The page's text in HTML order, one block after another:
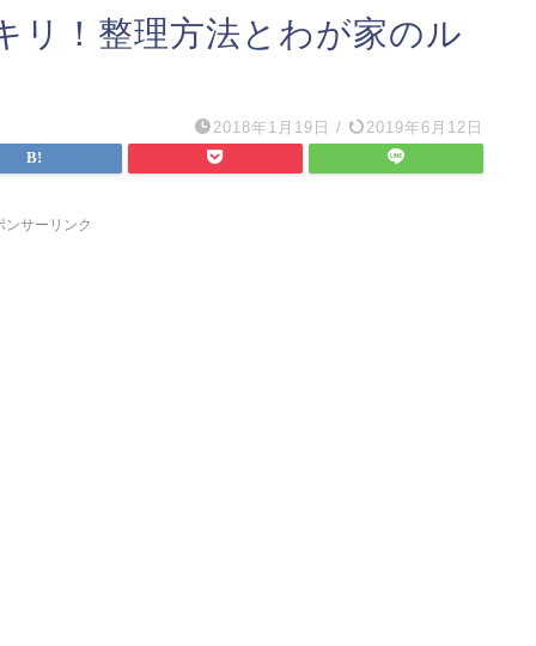
リ！整理方法とわが家のル
2018年1月19日 / 2019年6月12日
ンサーリンク